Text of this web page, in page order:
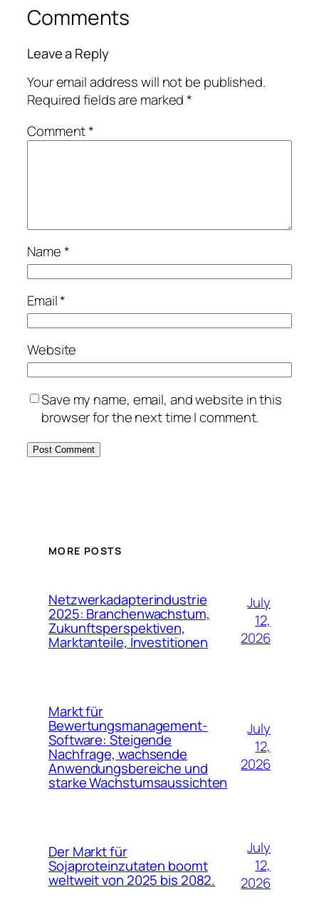
Comments
Leave a Reply
Your email address will not be published.
Required fields are marked*
Comment*
Name*
Email*
Website
Save my name, email, and website in this
browser for the next time I comment.
MORE POSTS
Netzwerkadapterindustrie
2025: Branchenwachstum,
Zukunftsperspektiven,
Marktanteile, Investitionen
July
12,
2026
Markt für
Bewertungsmanagement-
Software: Steigende
Nachfrage, wachsende
Anwendungsbereiche und
starke Wachstumsaussichten
July
12,
2026
Der Markt für
Sojaproteinzutaten boomt
weltweit von 2025 bis 2082.
July
12,
2026